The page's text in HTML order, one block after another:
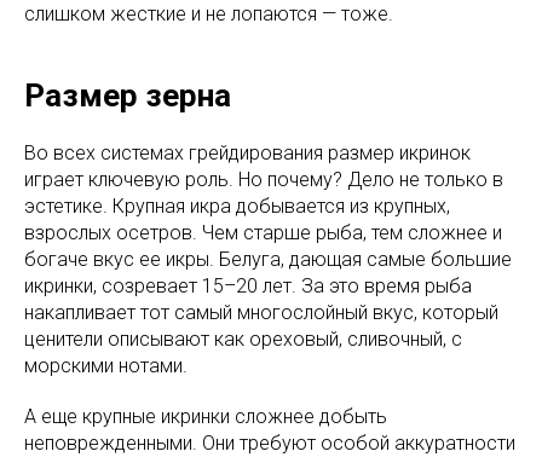
слишком жесткие и не лопаются — тоже.
Размер зерна
Во всех системах грейдирования размер икринок
играет ключевую роль. Но почему? Дело не только в
эстетике. Крупная икра добывается из крупных,
взрослых осетров. Чем старше рыба, тем сложнее и
богаче вкус ее икры. Белуга, дающая самые большие
икринки, созревает 15–20 лет. За это время рыба
накапливает тот самый многослойный вкус, который
ценители описывают как ореховый, сливочный, с
морскими нотами.
А еще крупные икринки сложнее добыть
неповрежденными. Они требуют особой аккуратности